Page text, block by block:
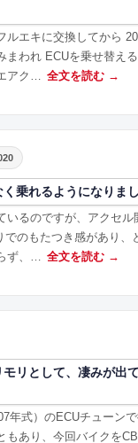
ルエキに交換してから
まわれ ECUを乗せ替え
アク…
全文を読む →
乗れるようになりま
いるのですが、アクセル
でのもたつき感があり、
ず、…
全文を読む →
リとして、凄みが出
年式）のECUチューンで
もあり、今回バイクを